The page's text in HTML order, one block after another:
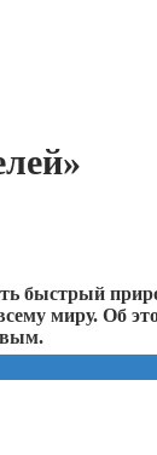
быстрый
миру. Об